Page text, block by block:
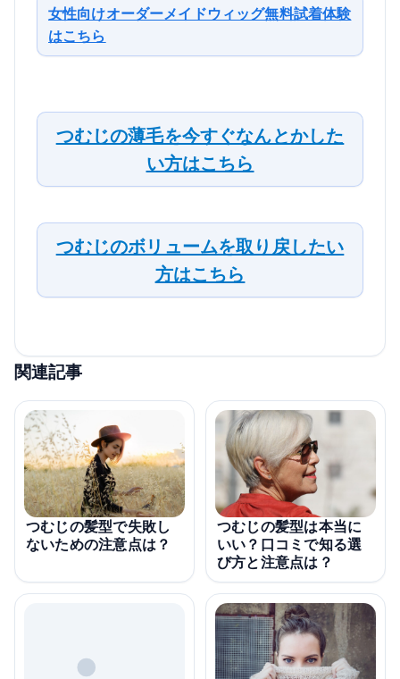
女性向けオーダーメイドウィッグ無料試着体験
はこちら
つむじの薄毛を今すぐなんとかした
い方はこちら
つむじのボリュームを取り戻したい
方はこちら
関連記事
つむじの髪型で失敗し
ないための注意点は？
つむじの髪型は本当に
いい？口コミで知る選
び方と注意点は？